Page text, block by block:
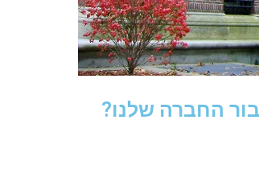
החברה שלנו?